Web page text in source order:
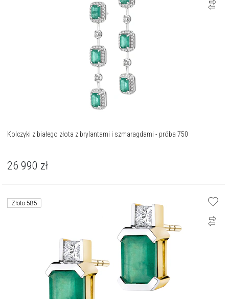
Kolczyki z białego złota z brylantami i szmaragdami - próba 750
26 990 zł
Złoto 585